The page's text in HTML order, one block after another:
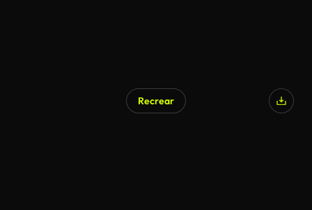
Recrear